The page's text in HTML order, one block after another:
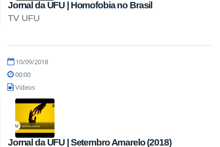
Jornal da UFU | Homofobia no Brasil
TV UFU
10/09/2018
00:00
Vídeos
Jornal da UFU | Setembro Amarelo (2018)